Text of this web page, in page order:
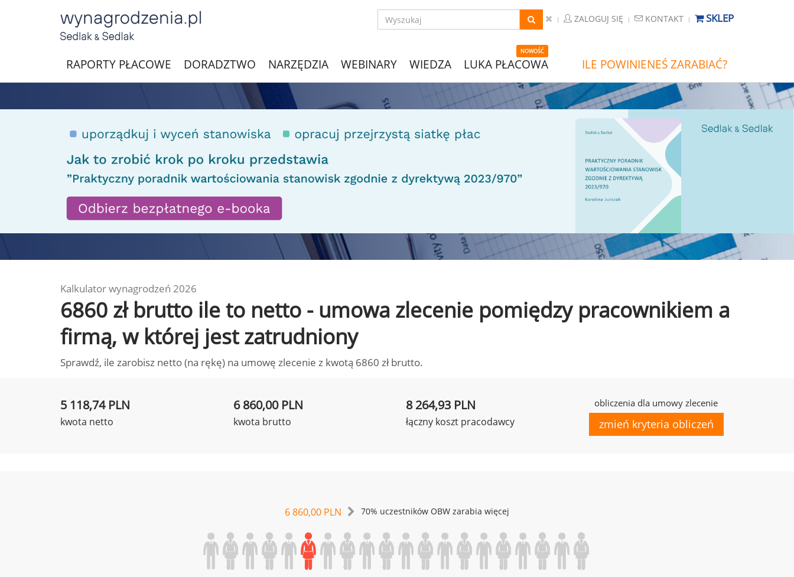
ZALOGUJ SIĘ KONTAKT SKLEP
RAPORTY PŁACOWE DORADZTWO NARZĘDZIA WEBINARY WIEDZA
NOWOŚĆ
LUKA PŁACOWA ILE POWINIENEŚ ZARABIAĆ?
Kalkulator wynagrodzeń 2026
6860 zł brutto ile to netto - umowa zlecenie pomiędzy pracownikiem a
firmą, w której jest zatrudniony
Sprawdź, ile zarobisz netto (na rękę) na umowę zlecenie z kwotą 6860 zł brutto.
5 118,74 PLN
kwota netto
6 860,00 PLN
kwota brutto
8 264,93 PLN
łączny koszt pracodawcy
obliczenia dla umowy zlecenie
zmień kryteria obliczeń
6 860,00 PLN 70% uczestników OBW zarabia więcej